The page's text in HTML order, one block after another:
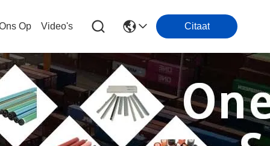
Op Video's Citaat